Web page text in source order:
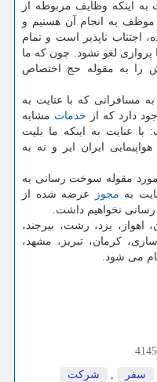
به اینكه وظایف مربوطه از
به انجام آن هستیم و
اجتناب ناپذیر است و تمام
لغو نشود. چون كه ما
را به مقوله حج اختصاص
مسافرانی كه با عنایت به
دارد كه از خدمات مشابه
با عنایت به اینكه ما بلیت
ایران ایر و نه به
مورد مقوله سوخت رسانی به
به مجوز
عرضه شده از
نخواهیم داشت.
اهواز، یزد، رشت، بیرجند،
كرمان، تبریز، مشهد،
می شود.
4145
سفر , شركت